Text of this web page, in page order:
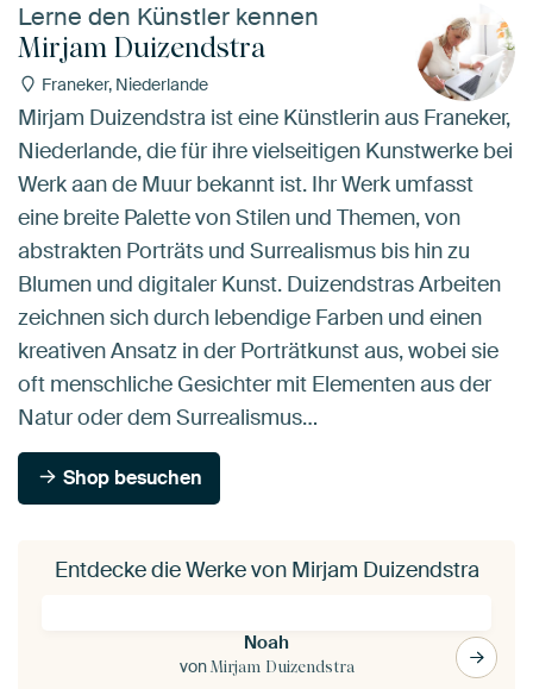
Lerne den Künstler kennen
Mirjam Duizendstra
Franeker, Niederlande
Mirjam Duizendstra ist eine Künstlerin aus Franeker,
Niederlande, die für ihre vielseitigen Kunstwerke bei
Werk aan de Muur bekannt ist. Ihr Werk umfasst
eine breite Palette von Stilen und Themen, von
abstrakten Porträts und Surrealismus bis hin zu
Blumen und digitaler Kunst. Duizendstras Arbeiten
zeichnen sich durch lebendige Farben und einen
kreativen Ansatz in der Porträtkunst aus, wobei sie
oft menschliche Gesichter mit Elementen aus der
Natur oder dem Surrealismus…
Shop besuchen
Entdecke die Werke von Mirjam Duizendstra
Noah
vonMirjam Duizendstra